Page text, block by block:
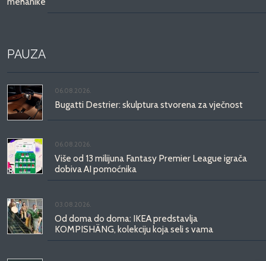
PAUZA
06.08.2026.
Bugatti Destrier: skulptura stvorena za vječnost
06.08.2026.
Više od 13 milijuna Fantasy Premier League igrača
dobiva AI pomoćnika
03.08.2026.
Od doma do doma: IKEA predstavlja
KOMPISHÄNG, kolekciju koja seli s vama